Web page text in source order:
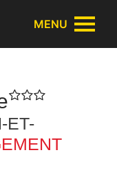
MENU
ET-